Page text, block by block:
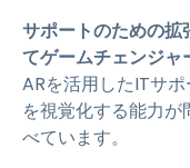
サポートのための
てゲームチェンジャ
ARを活用したITサ
を視覚化する能力
べています。